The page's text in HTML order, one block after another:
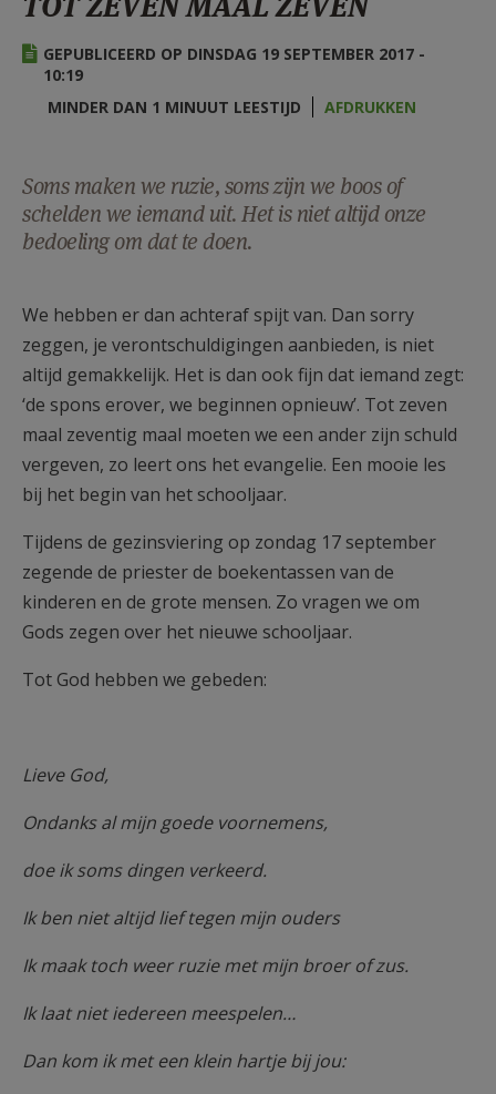
AANMELDEN OF REGISTREREN
GEPUBLICEERD OP DINSDAG 19 SEPTEMBER 2017 -
10:19
MINDER DAN 1 MINUUT LEESTIJD
AFDRUKKEN
Soms maken we ruzie, soms zijn we boos of
schelden we iemand uit. Het is niet altijd onze
bedoeling om dat te doen.
We hebben er dan achteraf spijt van. Dan sorry
zeggen, je verontschuldigingen aanbieden, is niet
altijd gemakkelijk. Het is dan ook fijn dat iemand zegt:
‘de spons erover, we beginnen opnieuw’. Tot zeven
maal zeventig maal moeten we een ander zijn schuld
vergeven, zo leert ons het evangelie. Een mooie les
bij het begin van het schooljaar.
Tijdens de gezinsviering op zondag 17 september
zegende de priester de boekentassen van de
kinderen en de grote mensen. Zo vragen we om
Gods zegen over het nieuwe schooljaar.
Tot God hebben we gebeden:
Lieve God,
Ondanks al mijn goede voornemens,
doe ik soms dingen verkeerd.
Ik ben niet altijd lief tegen mijn ouders
Ik maak toch weer ruzie met mijn broer of zus.
Ik laat niet iedereen meespelen…
Dan kom ik met een klein hartje bij jou: